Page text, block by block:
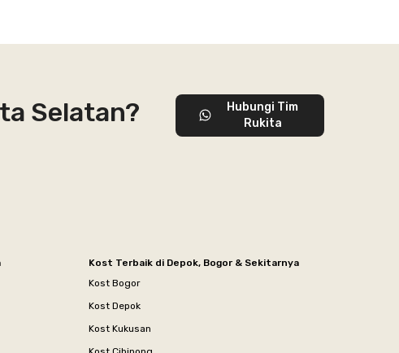
Selatan?
Hubungi Tim
Rukita
Kost Terbaik di Depok, Bogor & Sekitarnya
Kost Bogor
Kost Depok
Kost Kukusan